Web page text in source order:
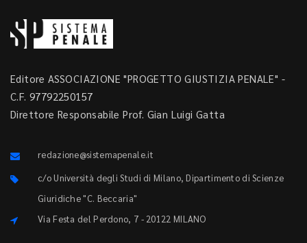
Editore ASSOCIAZIONE "PROGETTO GIUSTIZIA PENALE" -
C.F. 97792250157
Direttore Responsabile Prof. Gian Luigi Gatta
redazione@sistemapenale.it
c/o Università degli Studi di Milano, Dipartimento di Scienze
Giuridiche "C. Beccaria"
Via Festa del Perdono, 7 - 20122 MILANO